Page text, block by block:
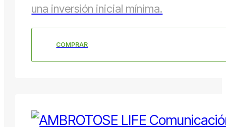
una inversión inicial mínima.
COMPRAR